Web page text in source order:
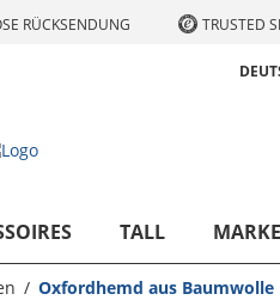
RÜCKSENDUNG TRUSTED
TALL
Oxfordhemd aus